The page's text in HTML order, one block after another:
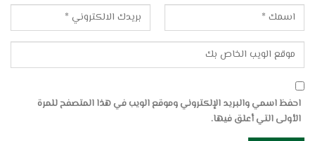
احفظ اسمي والبريد الإلكتروني وموقع الويب في هذا المتصفح للمرة
الأولى التي أعلق فيها.